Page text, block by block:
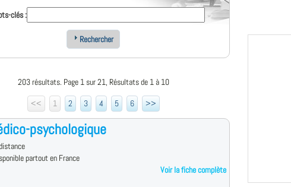
clés :
Rechercher
203 résultats. Page 1 sur 21, Résultats de 1 à 10
<<
1 2 3 4 5 6 >>
psychologique
partout en France
Voir la fiche complète